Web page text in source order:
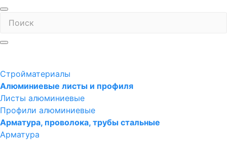
Стройматериалы
Алюминиевые листы и профиля
Листы алюминиевые
Профили алюминиевые
Арматура, проволока, трубы стальные
Арматура